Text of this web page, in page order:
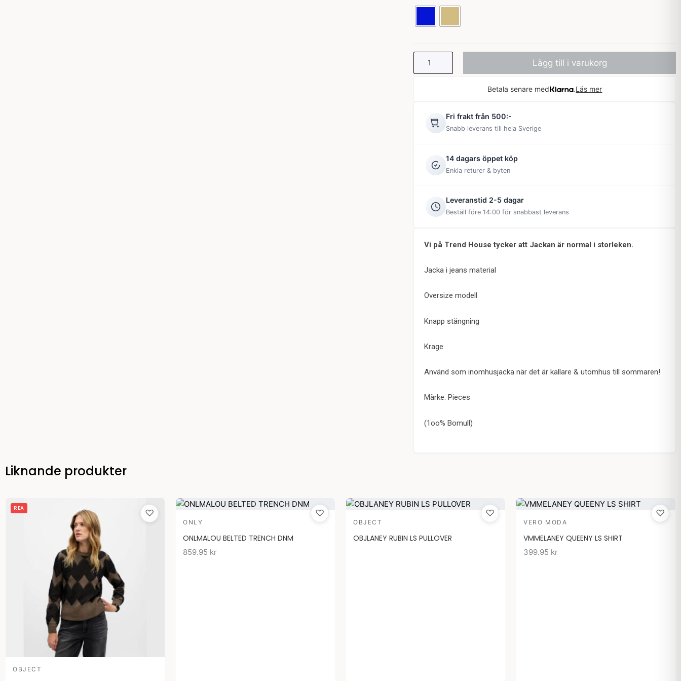
mängd
Lägg till i varukorg
Betala senare med Läs mer
Fri frakt från 500:-
Snabb leverans till hela Sverige
14 dagars öppet köp
Enkla returer & byten
Leveranstid 2-5 dagar
Beställ före 14:00 för snabbast leverans
Vi på Trend House tycker att Jackan är normal i storleken.
Jacka i jeans material
Oversize modell
Knapp stängning
Krage
Använd som inomhusjacka när det är kallare & utomhus till sommaren!
Märke: Pieces
(1oo% Bomull)
Liknande produkter
♡
REA
OBJECT
ursprungliga
499.95 kr.
nuvarande
priset
är:
249.95 kr.
♡
ONLY
ONLMALOU BELTED TRENCH DNM
859.95 kr
♡
OBJECT
OBJLANEY RUBIN LS PULLOVER
♡
VERO MODA
VMMELANEY QUEENY LS SHIRT
399.95 kr